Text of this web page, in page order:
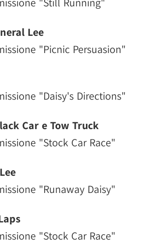
Lee
"Picnic Persuasion"
"Daisy's Directions"
Car e Tow Truck
"Stock Car Race"
"Runaway Daisy"
"Stock Car Race"